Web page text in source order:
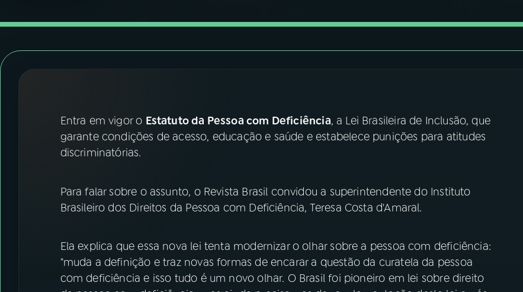
FESTIVAL DE MÚSICA
ACOMPANHE A RÁDIO NACIONAL
YouTube Facebook
Instagram X
Entra em vigor o Estatuto da Pessoa com Deficiência, a Lei Brasileira de Inclusão, que
garante condições de acesso, educação e saúde e estabelece punições para atitudes
discriminatórias.
Para falar sobre o assunto, o Revista Brasil convidou a superintendente do Instituto
Brasileiro dos Direitos da Pessoa com Deficiência, Teresa Costa d'Amaral.
Ela explica que essa nova lei tenta modernizar o olhar sobre a pessoa com deficiência:
"muda a definição e traz novas formas de encarar a questão da curatela da pessoa
com deficiência e isso tudo é um novo olhar. O Brasil foi pioneiro em lei sobre direito